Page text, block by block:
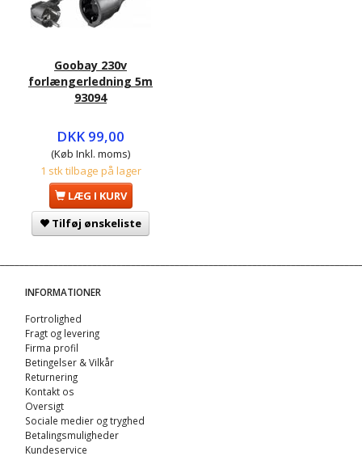
Goobay 230v
forlængerledning 5m
93094
DKK 99,00
(Køb Inkl. moms)
1 stk tilbage på lager
LÆG I KURV
Tilføj ønskeliste
INFORMATIONER
Fortrolighed
Fragt og levering
Firma profil
Betingelser & Vilkår
Returnering
Kontakt os
Oversigt
Sociale medier og tryghed
Betalingsmuligheder
Kundeservice